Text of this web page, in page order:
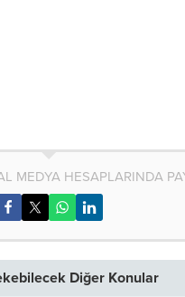
MEDYA HESAPLARINDA
Diğer Konular